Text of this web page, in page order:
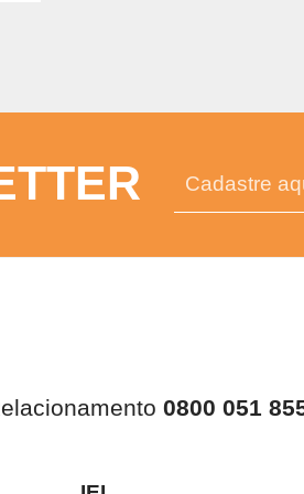
0800 051